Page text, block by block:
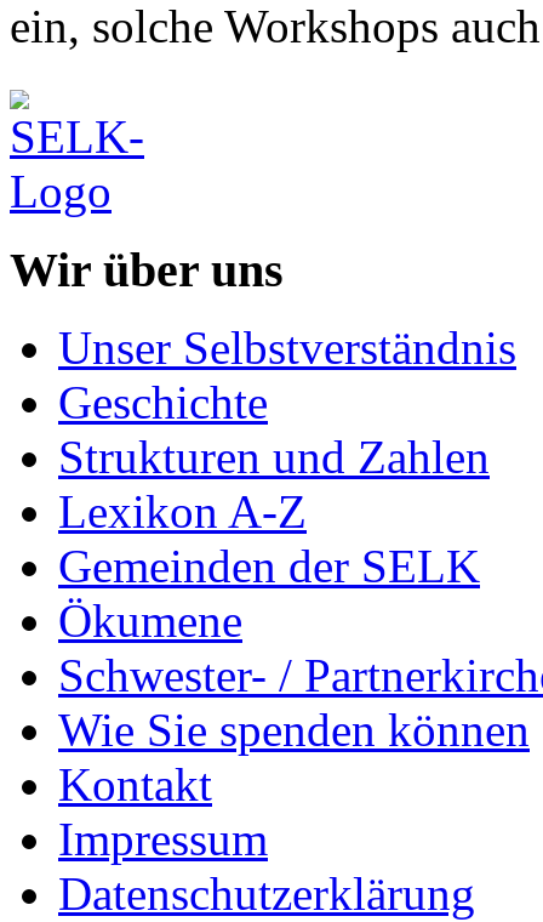
ein, solche Workshops
Wir über uns
Unser Selbstverständnis
Geschichte
Strukturen und Zahlen
Lexikon A-Z
Gemeinden der SELK
Ökumene
Schwester- /
Wie Sie spenden können
Kontakt
Impressum
Datenschutzerklärung